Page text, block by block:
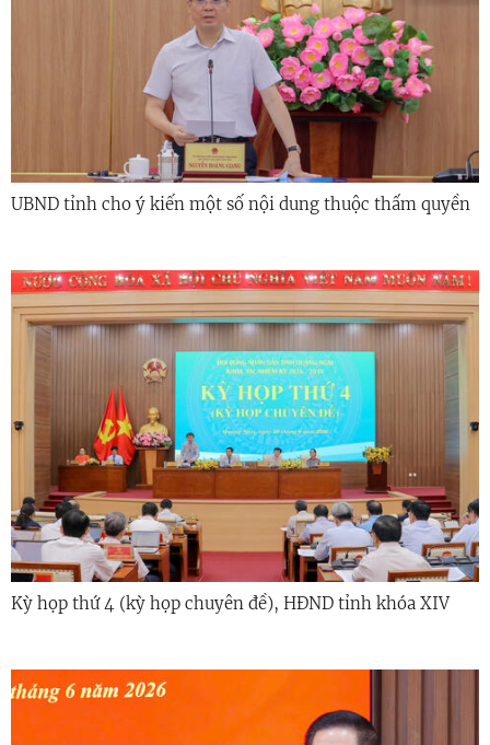
UBND tỉnh cho ý kiến một số nội dung thuộc thẩm quyền
Kỳ họp thứ 4 (kỳ họp chuyên đề), HĐND tỉnh khóa XIV